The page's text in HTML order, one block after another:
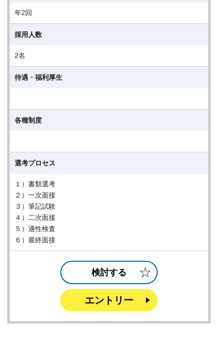
年2回
採用人数
2名
待遇・福利厚生
各種制度
選考プロセス
１）書類選考
２）一次面接
３）筆記試験
４）二次面接
５）適性検査
６）最終面接
検討する
エントリー